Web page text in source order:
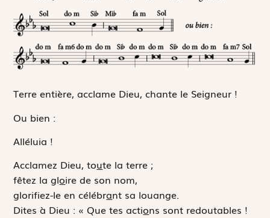
Terre entière, acclame Dieu, chante le Seigneur !
Ou bien :
Alléluia !
Acclamez Dieu, toute la terre ;
fêtez la gloire de son nom,
glorifiez-le en célébrant sa louange.
Dites à Dieu : « Que tes actions sont redoutables !